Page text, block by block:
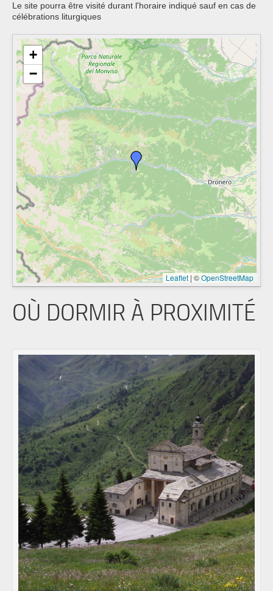
Le site pourra être visité durant l'horaire indiqué sauf en cas de
célébrations liturgiques
+
−
Leaflet | ©OpenStreetMap
OÙ DORMIR À PROXIMITÉ